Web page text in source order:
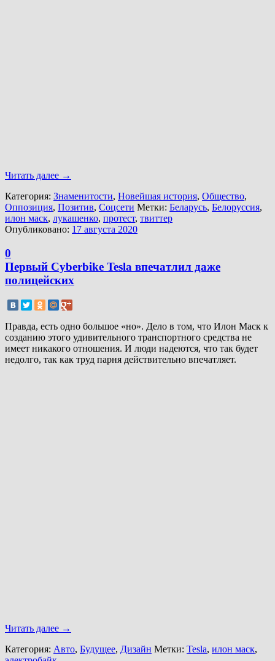
Читать далее →
Категория: Знаменитости, Новейшая история, Общество,
Оппозиция, Позитив, Соцсети Метки: Беларусь, Белоруссия,
илон маск, лукашенко, протест, твиттер
Опубликовано: 17 августа 2020
0
Первый Cyberbike Tesla впечатлил даже
полицейских
Правда, есть одно большое «но». Дело в том, что Илон Маск к
созданию этого удивительного транспортного средства не
имеет никакого отношения. И люди надеются, что так будет
недолго, так как труд парня действительно впечатляет.
Читать далее →
Категория: Авто, Будущее, Дизайн Метки: Tesla, илон маск,